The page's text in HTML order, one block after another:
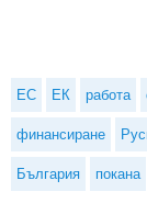
ЕС ЕК работа
финансиране
България покана